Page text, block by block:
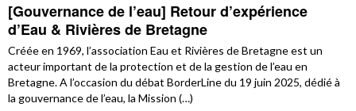
[Gouvernance de l’eau] Retour d’expérience
d’Eau & Rivières de Bretagne
Créée en 1969, l’association Eau et Rivières de Bretagne est un
acteur important de la protection et de la gestion de l’eau en
Bretagne. A l’occasion du débat BorderLine du 19 juin 2025, dédié à
la gouvernance de l’eau, la Mission (…)